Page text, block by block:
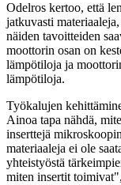
Odelros kertoo, että
jatkuvasti
näiden tavoitteiden
moottorin osan on
lämpötiloja ja
lämpötiloja.
Työkalujen
Ainoa tapa nähdä,
inserttejä
materiaaleja ei ole
yhteistyöstä
miten insertit